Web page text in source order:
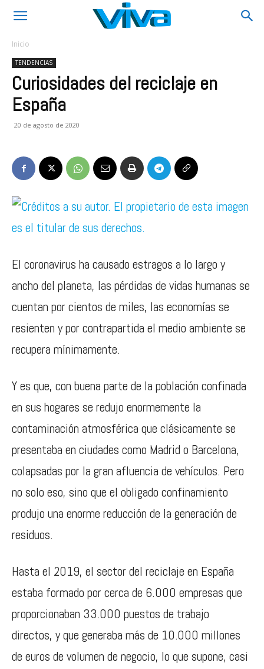
Inicio
TENDENCIAS
Curiosidades del reciclaje en
España
20 de agosto de 2020
El coronavirus ha causado estragos a lo largo y
ancho del planeta, las pérdidas de vidas humanas se
cuentan por cientos de miles, las economías se
resienten y por contrapartida el medio ambiente se
recupera mínimamente.
Y es que, con buena parte de la población confinada
en sus hogares se redujo enormemente la
contaminación atmosférica que clásicamente se
presentaba en ciudades como Madrid o Barcelona,
colapsadas por la gran afluencia de vehículos. Pero
no solo eso, sino que el obligado confinamiento
produjo una enorme reducción de la generación de
residuos.
Hasta el 2019, el sector del reciclaje en España
estaba formado por cerca de 6.000 empresas que
proporcionaban 33.000 puestos de trabajo
directos, y que generaba más de 10.000 millones
de euros de volumen de negocio, lo que supone, casi